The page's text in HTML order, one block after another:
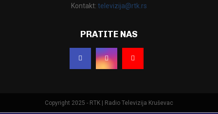
Kontakt: televizija@rtk.rs
PRATITE NAS
Copyright 2025 - RTK | Radio Televizija Kruševac